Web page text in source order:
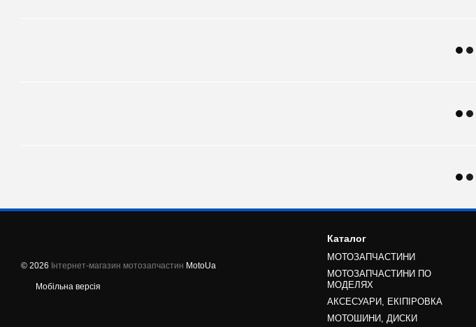
© 2026 Інтернет-магазин мотозапчастин MotoUa
Мобільна версія
Каталог
МОТОЗАПЧАСТИНИ
МОТОЗАПЧАСТИНИ ПО
МОДЕЛЯХ
АКСЕСУАРИ, ЕКІПІРОВКА
МОТОШИНИ, ДИСКИ